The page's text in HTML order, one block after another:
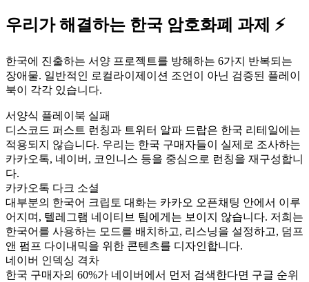
우리가 해결하는 한국 암호화폐 과제 ⚡
한국에 진출하는 서양 프로젝트를 방해하는 6가지 반복되는
장애물. 일반적인 로컬라이제이션 조언이 아닌 검증된 플레이
북이 각각 있습니다.
서양식 플레이북 실패
디스코드 퍼스트 런칭과 트위터 알파 드랍은 한국 리테일에는
적용되지 않습니다. 우리는 한국 구매자들이 실제로 조사하는
카카오톡, 네이버, 코인니스 등을 중심으로 런칭을 재구성합니
다.
카카오톡 다크 소셜
대부분의 한국어 크립토 대화는 카카오 오픈채팅 안에서 이루
어지며, 텔레그램 네이티브 팀에게는 보이지 않습니다. 저희는
한국어를 사용하는 모드를 배치하고, 리스닝을 설정하고, 덤프
앤 펌프 다이내믹을 위한 콘텐츠를 디자인합니다.
네이버 인덱싱 격차
한국 구매자의 60%가 네이버에서 먼저 검색한다면 구글 순위